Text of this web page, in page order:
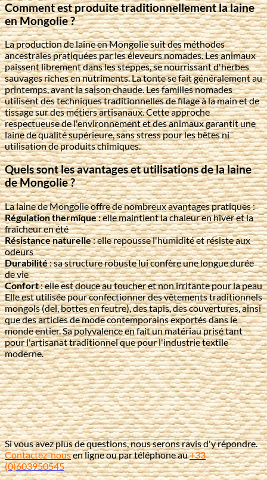
Comment est produite traditionnellement la laine
en Mongolie ?
La production de laine en Mongolie suit des méthodes
ancestrales pratiquées par les éleveurs nomades. Les animaux
paissent librement dans les steppes, se nourrissant d'herbes
sauvages riches en nutriments. La tonte se fait généralement au
printemps, avant la saison chaude. Les familles nomades
utilisent des techniques traditionnelles de filage à la main et de
tissage sur des métiers artisanaux. Cette approche
respectueuse de l'environnement et des animaux garantit une
laine de qualité supérieure, sans stress pour les bêtes ni
utilisation de produits chimiques.
Quels sont les avantages et utilisations de la laine
de Mongolie ?
La laine de Mongolie offre de nombreux avantages pratiques :
Régulation thermique: elle maintient la chaleur en hiver et la
fraîcheur en été
Résistance naturelle: elle repousse l'humidité et résiste aux
odeurs
Durabilité: sa structure robuste lui confère une longue durée
de vie
Confort: elle est douce au toucher et non irritante pour la peau
Elle est utilisée pour confectionner des vêtements traditionnels
mongols (del, bottes en feutre), des tapis, des couvertures, ainsi
que des articles de mode contemporains exportés dans le
monde entier. Sa polyvalence en fait un matériau prisé tant
pour l'artisanat traditionnel que pour l'industrie textile
moderne.
Si vous avez plus de questions, nous serons ravis d'y répondre.
Contactez-nousen ligne ou par téléphone au+33
(0)603950545